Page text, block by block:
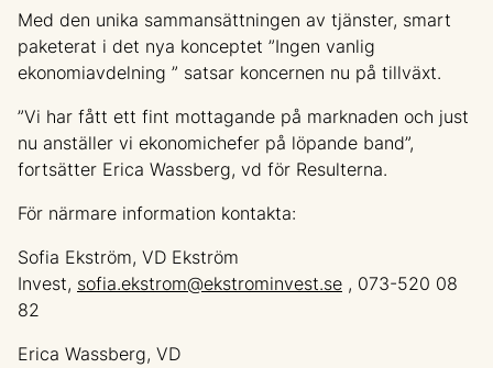
Med den unika sammansättningen av tjänster, smart
paketerat i det nya konceptet ”Ingen vanlig
ekonomiavdelning ” satsar koncernen nu på tillväxt.
”Vi har fått ett fint mottagande på marknaden och just
nu anställer vi ekonomichefer på löpande band”,
fortsätter Erica Wassberg, vd för Resulterna.
För närmare information kontakta:
Sofia Ekström, VD Ekström
Invest, sofia.ekstrom@ekstrominvest.se , 073-520 08
82
Erica Wassberg, VD